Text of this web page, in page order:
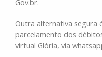
Gov.br.
Outra alternativa segura
parcelamento dos
virtual Glória, via